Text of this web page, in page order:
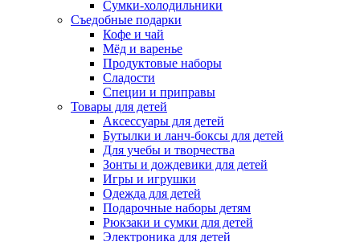
Сумки-холодильники
Съедобные подарки
Кофе и чай
Мёд и варенье
Продуктовые наборы
Сладости
Специи и приправы
Товары для детей
Аксессуары для детей
Бутылки и ланч-боксы для детей
Для учебы и творчества
Зонты и дождевики для детей
Игры и игрушки
Одежда для детей
Подарочные наборы детям
Рюкзаки и сумки для детей
Электроника для детей